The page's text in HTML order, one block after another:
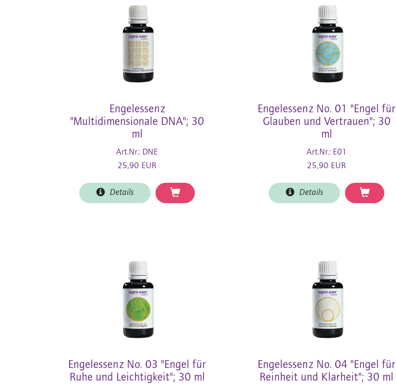
Engelessenz
"Multidimensionale DNA"; 30
ml
Art.Nr.: DNE
25,90 EUR
Details
Engelessenz No. 01 "Engel für
Glauben und Vertrauen"; 30
ml
Art.Nr.: E01
25,90 EUR
Details
Engelessenz No. 03 "Engel für
Ruhe und Leichtigkeit"; 30 ml
Engelessenz No. 04 "Engel für
Reinheit und Klarheit"; 30 ml